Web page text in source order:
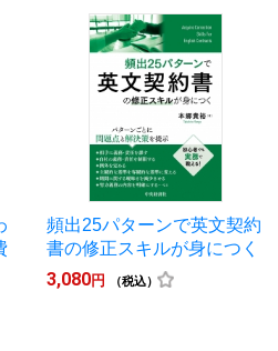
頻出25パターンで英文契約
書の修正スキルが身につく
3,080円 （税込）